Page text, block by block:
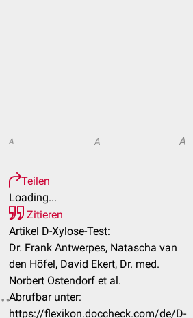
A A A
Teilen
Loading...
Zitieren
Artikel D-Xylose-Test:
Dr. Frank Antwerpes, Natascha van
den Höfel, David Ekert, Dr. med.
Norbert Ostendorf et al.
Abrufbar unter:
https://flexikon.doccheck.com/de/D-